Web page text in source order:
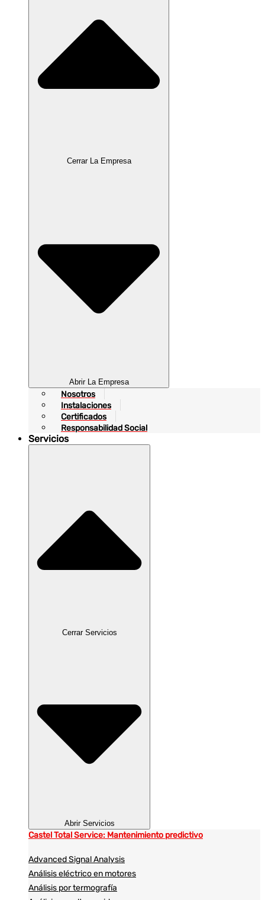
Cerrar La Empresa
Abrir La Empresa
Nosotros
Instalaciones
Certificados
Responsabilidad Social
Servicios
Cerrar Servicios
Abrir Servicios
Castel Total Service: Mantenimiento predictivo
Advanced Signal Analysis
Análisis eléctrico en motores
Análisis por termografía